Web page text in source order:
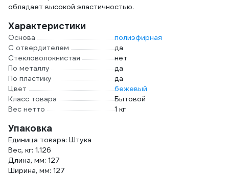
обладает высокой эластичностью.
Характеристики
Основа
полиэфирная
С отвердителем
да
Стекловолокнистая
нет
По металлу
да
По пластику
да
Цвет
бежевый
Класс товара
Бытовой
Вес нетто
1 кг
Упаковка
Единица товара: Штука
Вес, кг: 1.126
Длина, мм: 127
Ширина, мм: 127